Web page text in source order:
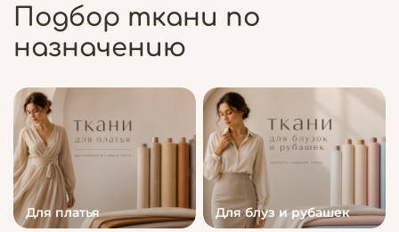
Подбор ткани по
назначению
Для платья Для блуз и рубашек